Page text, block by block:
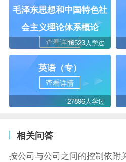
毛泽东思想和中国特色社
会主义理论体系概论
查看详情16523人学过
英语（专）
查看详情
27896人学过
相关问答
按公司与公司之间的控制依附